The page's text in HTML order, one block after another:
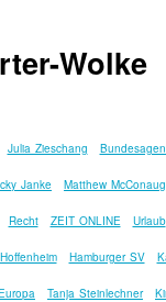
Wolke
Julia Zieschang
Janke Matthew
Recht ZEIT ONLINE Urlaub
Hamburger SV
Tanja Steinlechner